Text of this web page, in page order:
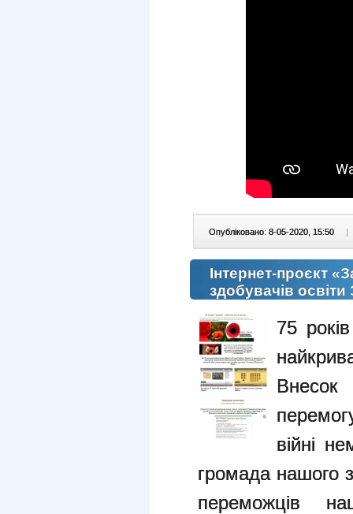
Опубліковано: 8-05-2020, 15:50 |
Інтернет-проєкт
здобувачів
75
війні
громада нашого
переможців